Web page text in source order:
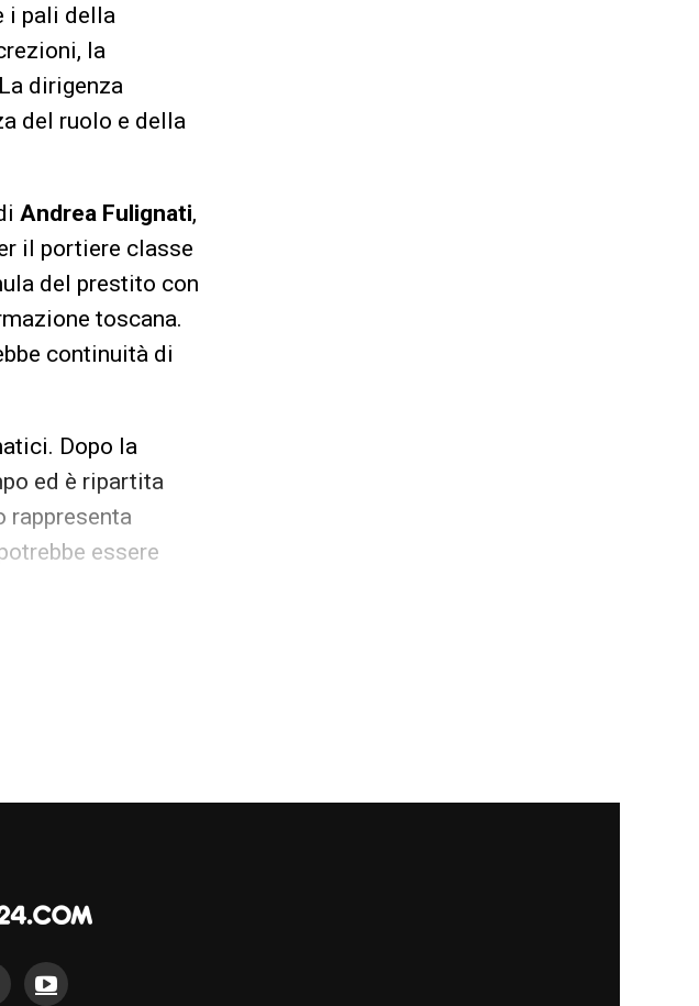
i pali della
la
dirigenza
del ruolo e della
Andrea Fulignati,
il portiere classe
del prestito con
toscana.
continuità di
Dopo la
ed è ripartita
rappresenta
essere